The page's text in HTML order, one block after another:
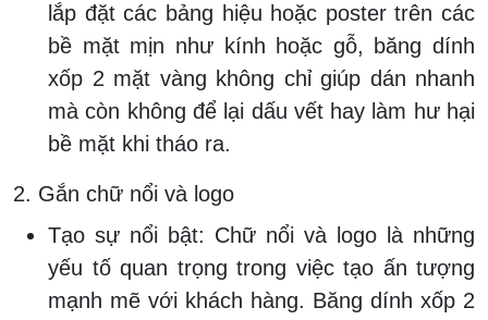
lắp đặt các bảng hiệu hoặc poster trên các
bề mặt mịn như kính hoặc gỗ, băng dính
xốp 2 mặt vàng không chỉ giúp dán nhanh
mà còn không để lại dấu vết hay làm hư hại
bề mặt khi tháo ra.
2. Gắn chữ nổi và logo
Tạo sự nổi bật: Chữ nổi và logo là những
yếu tố quan trọng trong việc tạo ấn tượng
mạnh mẽ với khách hàng. Băng dính xốp 2